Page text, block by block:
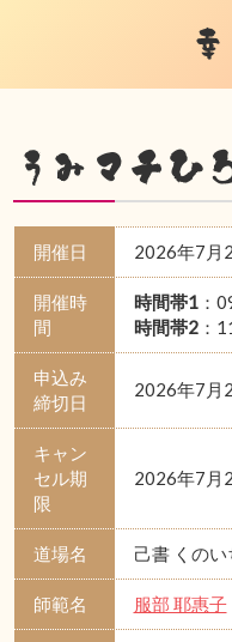
うみマチひ
開催日 2026年7月
開催時
間
時間帯1：
時間帯2：
申込み
締切日
2026年7月
キャン
セル期
限
2026年7月
道場名 己書 くのい
師範名 服部 耶惠子